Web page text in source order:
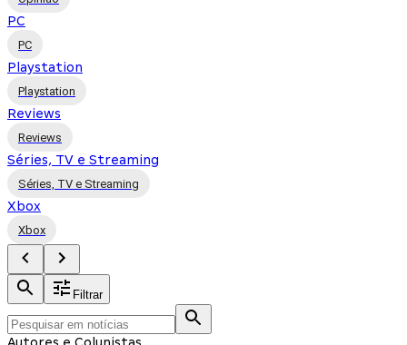
PC
PC
Playstation
Playstation
Reviews
Reviews
Séries, TV e Streaming
Séries, TV e Streaming
Xbox
Xbox
Filtrar